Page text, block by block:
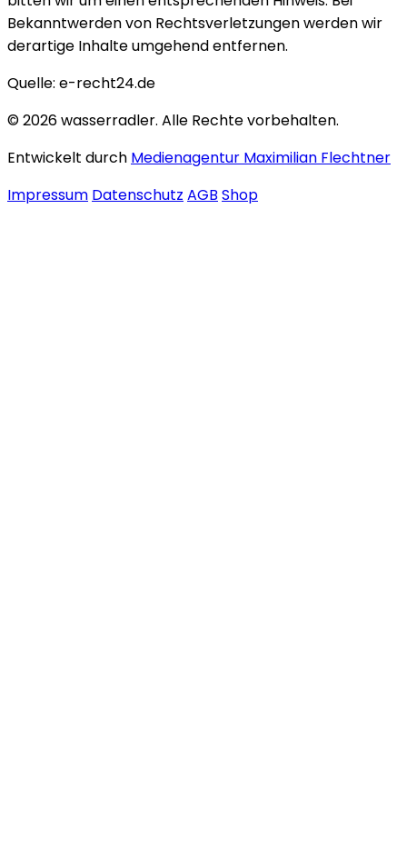
Bekanntwerden von Rechtsverletzungen werden wir
derartige Inhalte umgehend entfernen.
Quelle: e-recht24.de
© 2026 wasserradler. Alle Rechte vorbehalten.
Entwickelt durch Medienagentur Maximilian Flechtner
Impressum Datenschutz AGB Shop